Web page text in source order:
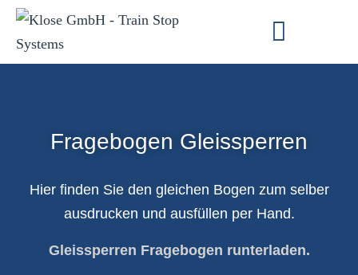
Fragebogen Gleissperren
Hier finden Sie den gleichen Bogen zum selber
ausdrucken und ausfüllen per Hand.
Gleissperren Fragebogen runterladen.